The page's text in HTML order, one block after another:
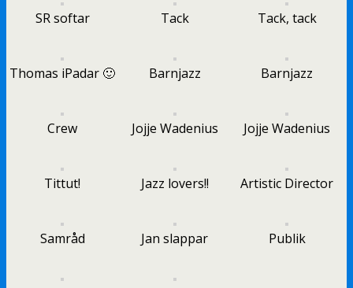
SR softar Tack Tack, tack
Thomas iPadar 🙂 Barnjazz Barnjazz
Crew Jojje Wadenius Jojje Wadenius
Tittut! Jazz lovers!! Artistic Director
Samråd Jan slappar Publik